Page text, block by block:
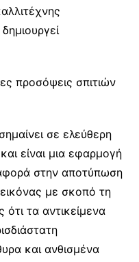
σε ελεύθερη
είναι μια εφαρμογή
στην αποτύπωση
εικόνας με σκοπό τη
ότι τα αντικείμενα
και ανθισμένα